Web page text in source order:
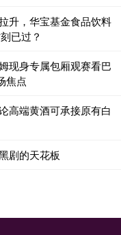
升，华宝基金食品饮料
已过？
现身专属包厢观赛看巴
焦点
高端黄酒可承接原有白
剧的天花板